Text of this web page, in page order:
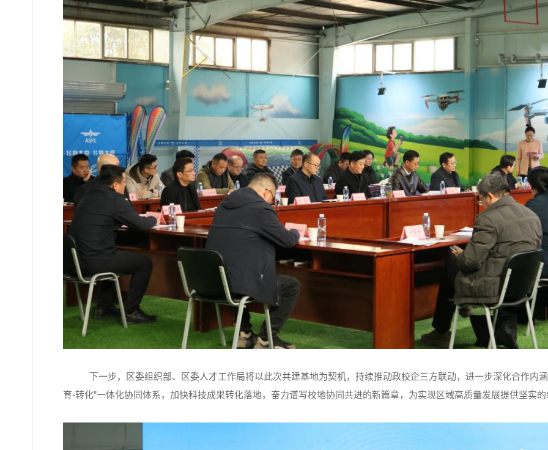
下一步，区委组织部、区委人才工作局将以此次共建基地为契机，持续推动政校企三方联动，进一步深化合作内
育-转化”一体化协同体系，加快科技成果转化落地，奋力谱写校地协同共进的新篇章，为实现区域高质量发展提供坚实